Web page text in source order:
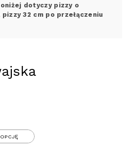
dotyczy pizzy o
32 cm po przełączeniu